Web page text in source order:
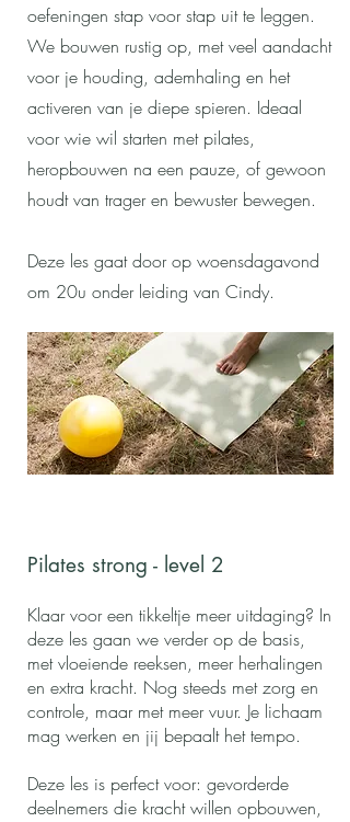
oefeningen stap voor stap uit te leggen.
We bouwen rustig op, met veel aandacht
voor je houding, ademhaling en het
activeren van je diepe spieren. Ideaal
voor wie wil starten met pilates,
heropbouwen na een pauze, of gewoon
houdt van trager en bewuster bewegen.
Deze les gaat door op woensdagavond
om 20u onder leiding van Cindy.
Pilates strong - level 2
Klaar voor een tikkeltje meer uitdaging? In
deze les gaan we verder op de basis,
met vloeiende reeksen, meer herhalingen
en extra kracht. Nog steeds met zorg en
controle, maar met meer vuur. Je lichaam
mag werken en jij bepaalt het tempo.
Deze les is perfect voor: gevorderde
deelnemers die kracht willen opbouwen,